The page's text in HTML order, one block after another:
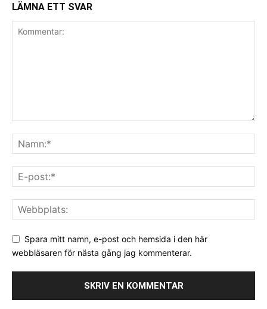
LÄMNA ETT SVAR
Spara mitt namn, e-post och hemsida i den här
webbläsaren för nästa gång jag kommenterar.